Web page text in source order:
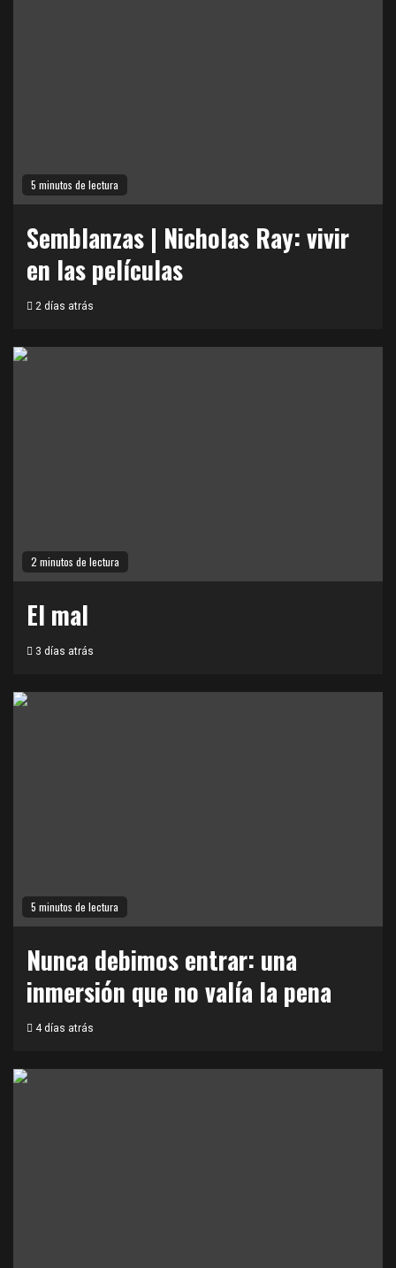
5 minutos de lectura
Semblanzas | Nicholas Ray: vivir
en las películas
2 días atrás
2 minutos de lectura
El mal
3 días atrás
5 minutos de lectura
Nunca debimos entrar: una
inmersión que no valía la pena
4 días atrás